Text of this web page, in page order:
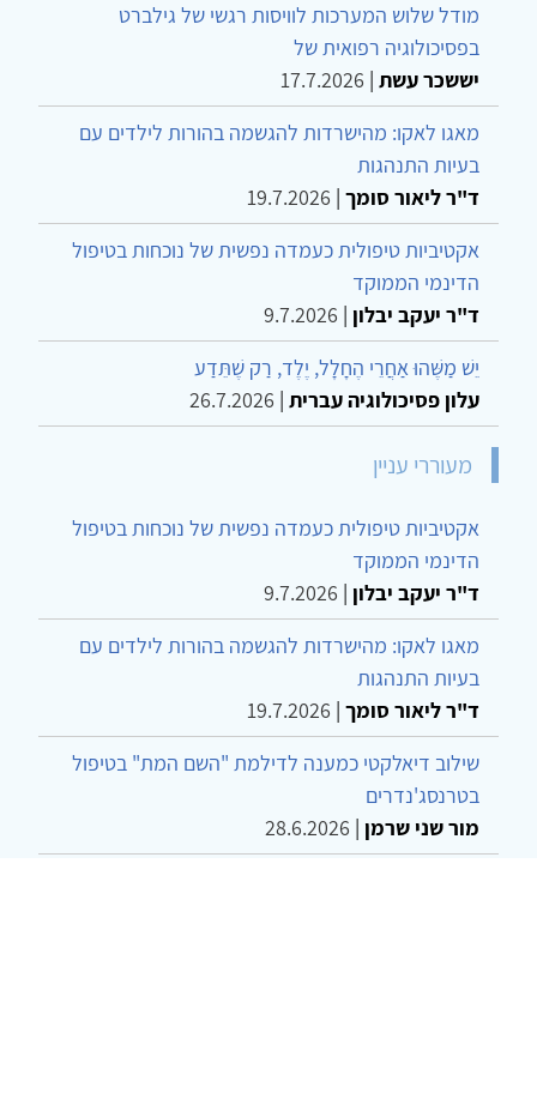
מודל שלוש המערכות לוויסות רגשי של גילברט
בפסיכולוגיה רפואית של
יששכר עשת |
17.7.2026
מאגו לאקו: מהישרדות להגשמה בהורות לילדים עם
בעיות התנהגות
ד"ר ליאור סומך |
19.7.2026
אקטיביות טיפולית כעמדה נפשית של נוכחות בטיפול
הדינמי הממוקד
ד"ר יעקב יבלון |
9.7.2026
יֵשׁ מַשֶּׁהוּ אַחֲרֵי הֶחָלָל, יֶלֶד, רַק שֶׁתֵּדַע
עלון פסיכולוגיה עברית |
26.7.2026
מעוררי עניין
אקטיביות טיפולית כעמדה נפשית של נוכחות בטיפול
הדינמי הממוקד
ד"ר יעקב יבלון |
9.7.2026
מאגו לאקו: מהישרדות להגשמה בהורות לילדים עם
בעיות התנהגות
ד"ר ליאור סומך |
19.7.2026
שילוב דיאלקטי כמענה לדילמת "השם המת" בטיפול
בטרנסג'נדרים
מור שני שרמן |
28.6.2026